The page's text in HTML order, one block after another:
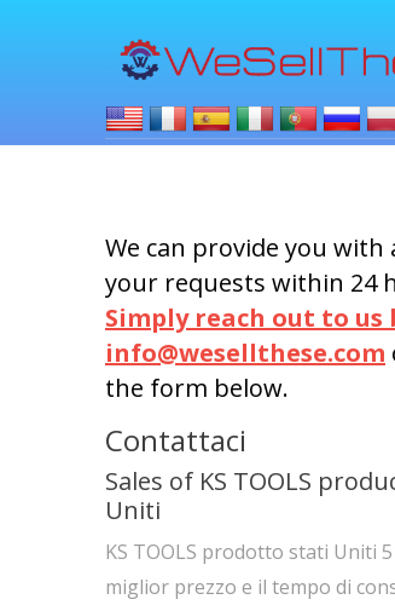
We can provide you with
your requests within 24
Simply reach out to us
info@wesellthese.com
the form below.
Contattaci
Sales of KS TOOLS
Uniti
KS TOOLS prodotto stati Uniti
miglior prezzo e il tempo di